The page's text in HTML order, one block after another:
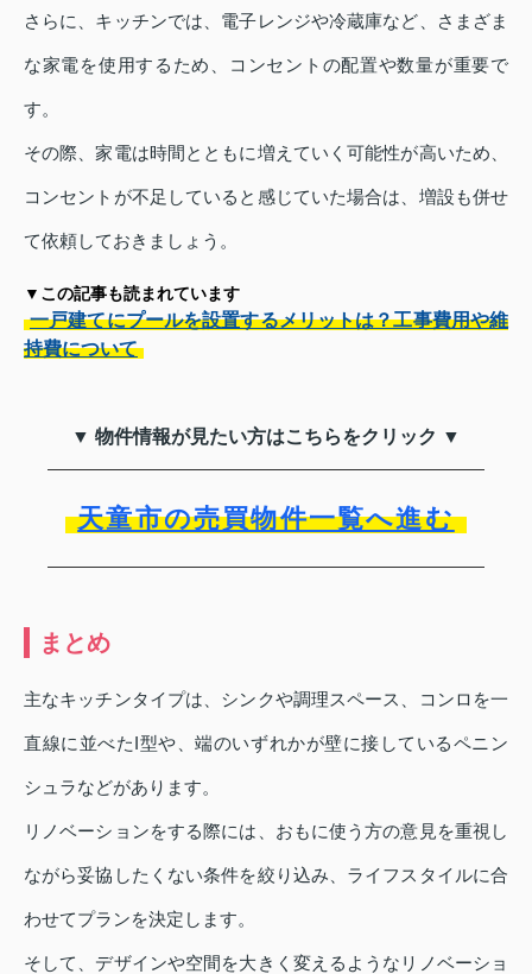
さらに、キッチンでは、電子レンジや冷蔵庫など、さまざま
な家電を使用するため、コンセントの配置や数量が重要で
す。
その際、家電は時間とともに増えていく可能性が高いため、
コンセントが不足していると感じていた場合は、増設も併せ
て依頼しておきましょう。
▼この記事も読まれています
一戸建てにプールを設置するメリットは？工事費用や維
持費について
▼ 物件情報が見たい方はこちらをクリック ▼
天童市の売買物件一覧へ進む
まとめ
主なキッチンタイプは、シンクや調理スペース、コンロを一
直線に並べたI型や、端のいずれかが壁に接しているペニン
シュラなどがあります。
リノベーションをする際には、おもに使う方の意見を重視し
ながら妥協したくない条件を絞り込み、ライフスタイルに合
わせてプランを決定します。
そして、デザインや空間を大きく変えるようなリノベーショ